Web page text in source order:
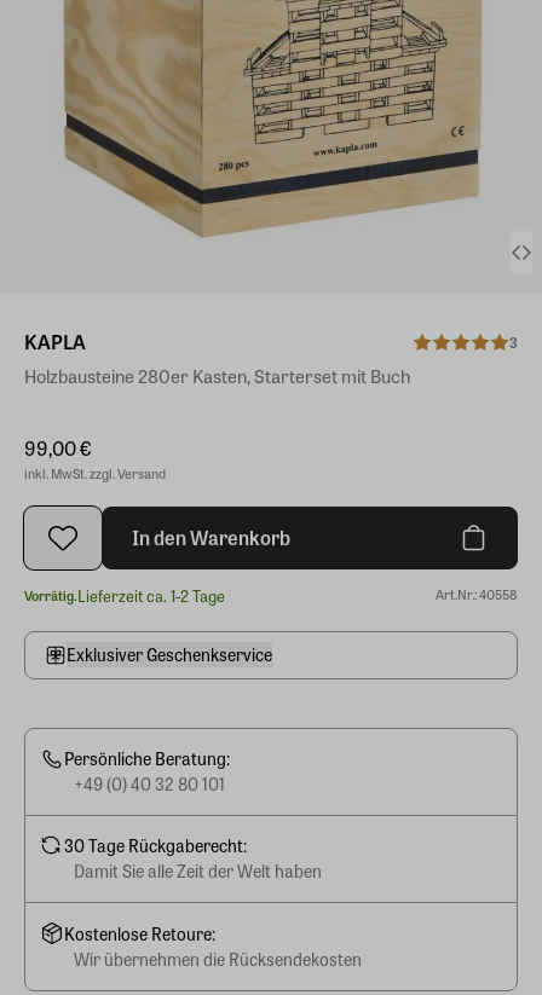
KAPLA 3
Holzbausteine 280er Kasten, Starterset mit Buch
99,00 €
inkl. MwSt. zzgl. Versand
In den Warenkorb
Vorrätig.Lieferzeit ca. 1-2 Tage Art.Nr.: 40558
Exklusiver Geschenkservice
Persönliche Beratung:
+49 (0) 40 32 80 101
30 Tage Rückgaberecht:
Damit Sie alle Zeit der Welt haben
Kostenlose Retoure:
Wir übernehmen die Rücksendekosten